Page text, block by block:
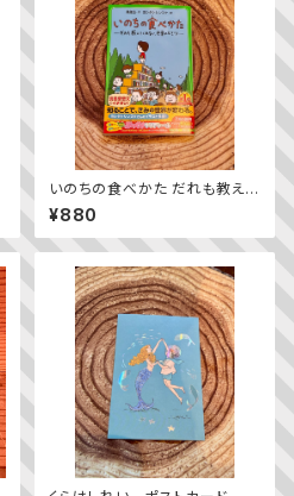
いのちの食べかた だれも教えて
くれない、世界のヒミツ
¥880